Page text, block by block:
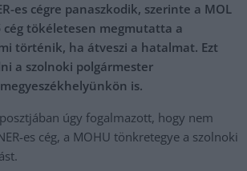
es cégre panaszkodik, szerinte a MOL
tökéletesen megmutatta a
történik, ha átveszi a hatalmat. Ezt
a szolnoki polgármester
is.
úgy fogalmazott, hogy nem
es cég, a MOHU tönkretegye a szolnoki